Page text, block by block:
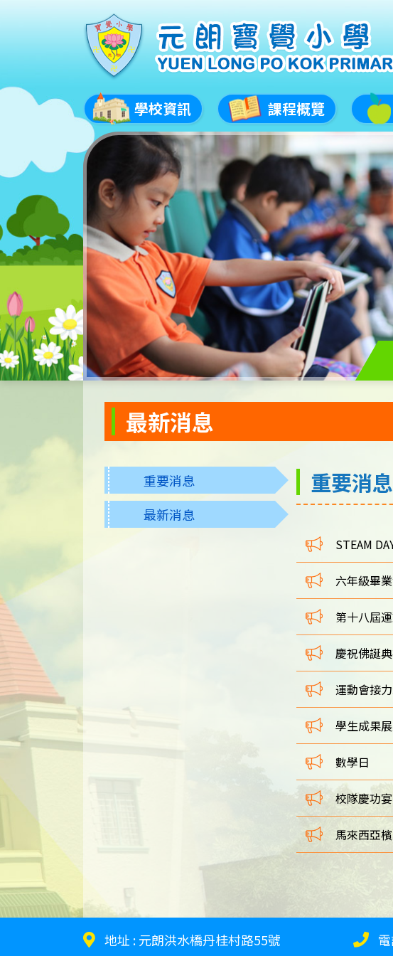
學校資訊 課程概覽
最新消息
重要消息
最新消息
重要消息
STEAM
六年級畢
第十八屆
慶祝佛誕
運動會接
學生成果
數學日
校隊慶功宴
馬來西亞
地址 :元朗洪水橋丹桂村路55號